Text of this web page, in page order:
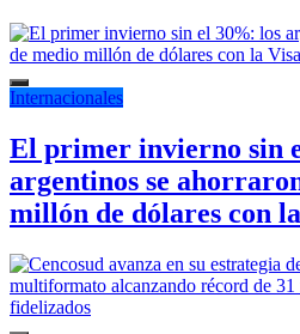
Internacionales
El primer invierno sin
argentinos se
millón de dólares con